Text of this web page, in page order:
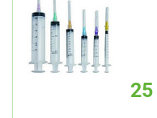
25